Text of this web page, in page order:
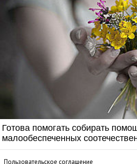
Готова помогать собирать
малообеспеченных
Пользовательское соглашение